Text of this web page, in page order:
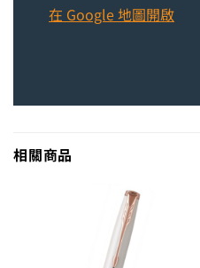
在 Google 地圖開啟
相關商品